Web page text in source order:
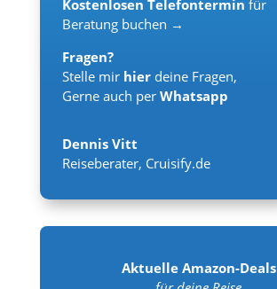
Kostenlosen Telefontermin für
Beratung buchen →
Fragen?
Stelle mir hier deine Fragen,
Gerne auch per Whatsapp
Dennis Vitt
Reiseberater, Cruisify.de
Aktuelle Amazon-Deals